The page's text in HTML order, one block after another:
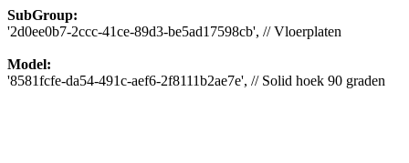
SubGroup:
'2d0ee0b7-2ccc-41ce-89d3-be5ad17598cb', // Vloerplaten
Model:
'8581fcfe-da54-491c-aef6-2f8111b2ae7e', // Solid hoek 90 graden